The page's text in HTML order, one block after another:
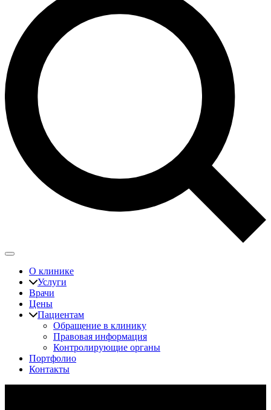
О клинике
Услуги
Врачи
Цены
Пациентам
Обращение в клинику
Правовая информация
Контролирующие органы
Портфолио
Контакты